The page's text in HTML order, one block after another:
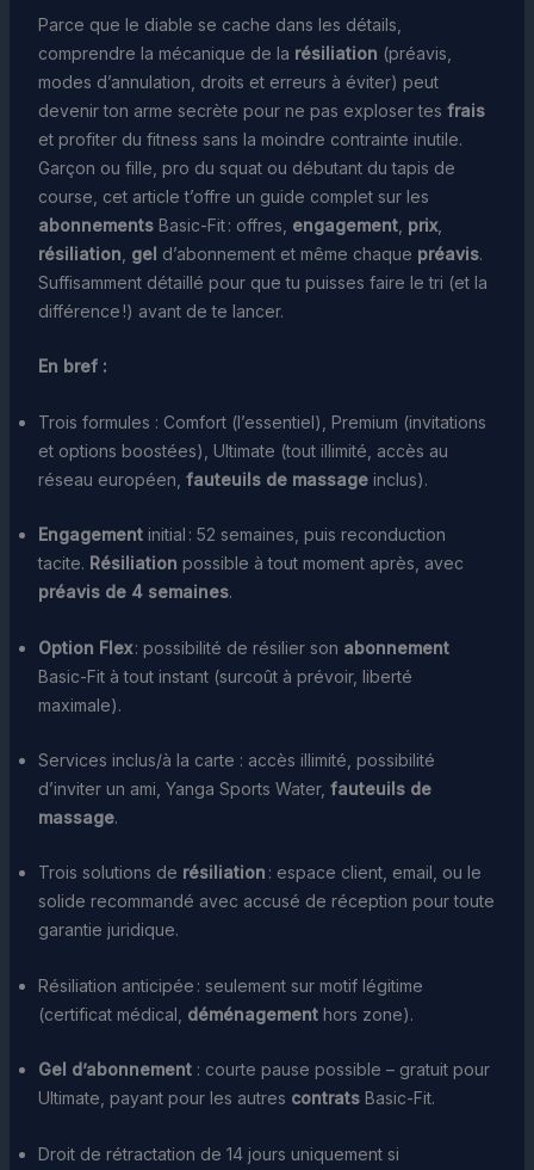
Parce que le diable se cache dans les détails,
comprendre la mécanique de la résiliation (préavis,
modes d’annulation, droits et erreurs à éviter) peut
devenir ton arme secrète pour ne pas exploser tes frais
et profiter du fitness sans la moindre contrainte inutile.
Garçon ou fille, pro du squat ou débutant du tapis de
course, cet article t’offre un guide complet sur les
abonnementsBasic-Fit : offres, engagement, prix,
résiliation gel d’abonnement et même chaque préavis.
Suffisamment détaillé pour que tu puisses faire le tri (et la
différence !) avant de te lancer.
En bref :
Trois formules : Comfort (l’essentiel), Premium (invitations
et options boostées), Ultimate (tout illimité, accès au
réseau européen, fauteuils de massageinclus).
Engagementinitial : 52 semaines, puis reconduction
tacite. Résiliation possible à tout moment après, avec
préavis de 4 semaines.
Option Flex: possibilité de résilier son abonnement
Basic-Fit à tout instant (surcoût à prévoir, liberté
maximale).
Services inclus/à la carte : accès illimité, possibilité
d’inviter un ami, Yanga Sports Water, fauteuils de
massage.
Trois solutions de résiliation : espace client, email, ou le
solide recommandé avec accusé de réception pour toute
garantie juridique.
Résiliation anticipée : seulement sur motif légitime
(certificat médical, déménagementhors zone).
Gel d’abonnement: courte pause possible – gratuit pour
Ultimate, payant pour les autres contratsBasic-Fit.
Droit de rétractation de 14 jours uniquement si